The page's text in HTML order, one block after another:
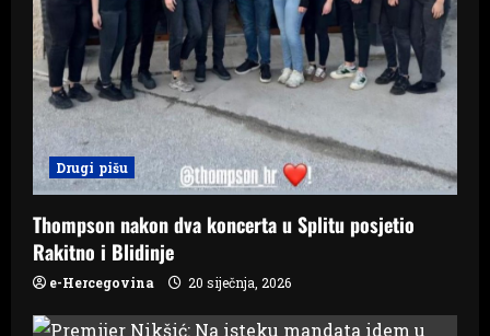
Drugi pišu
Thompson nakon dva koncerta u Splitu posjetio
Rakitno i Blidinje
e-Hercegovina 20 siječnja, 2026